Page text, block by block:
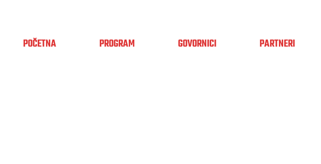
POČETNA PROGRAM GOVORNICI PARTNERI